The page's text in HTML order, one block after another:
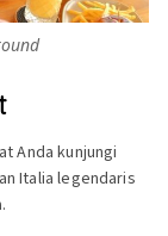
Anda kunjungi
Italia legendaris